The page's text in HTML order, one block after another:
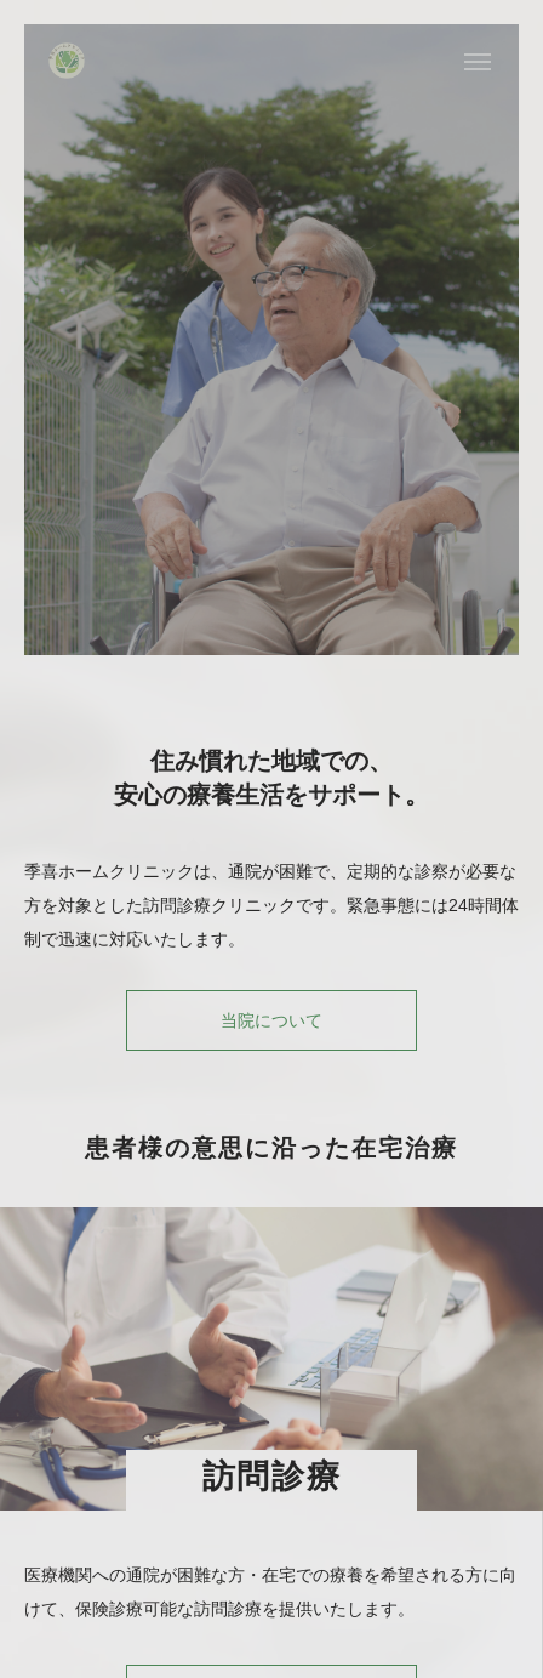
患者様の生
活に
寄り添う医
療を。
2026.08.08
「高齢者の夏の胃腸の冷え」健康コラムを公開しました
2026.08.07
住み慣れた地域での、
安心の療養生活をサポート。
季喜ホームクリニックは、通院が困難で、定期的な診察が必要な
方を対象とした訪問診療クリニックです。緊急事態には24時間体
制で迅速に対応いたします。
当院について
患者様の意思に沿った在宅治療
訪問診療
医療機関への通院が困難な方・在宅での療養を希望される方に向
けて、保険診療可能な訪問診療を提供いたします。
WEB予約
電話予約
アクセス
ホーム
当院について
診療内容
お問い合わせフォーム
健康コラム